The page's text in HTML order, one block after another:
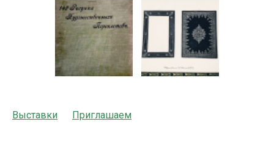
Выставки Приглашаем